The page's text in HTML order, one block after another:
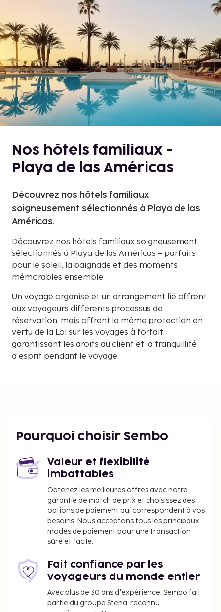
Nos hôtels familiaux -
Playa de las Américas
Découvrez nos hôtels familiaux
soigneusement sélectionnés à Playa de las
Américas.
Découvrez nos hôtels familiaux soigneusement
sélectionnés à Playa de las Américas – parfaits
pour le soleil, la baignade et des moments
mémorables ensemble.
Un voyage organisé et un arrangement lié offrent
aux voyageurs différents processus de
réservation, mais offrent la même protection en
vertu de la Loi sur les voyages à forfait,
garantissant les droits du client et la tranquillité
d'esprit pendant le voyage.
Pourquoi choisir Sembo
Valeur et flexibilité
imbattables
Obtenez les meilleures offres avec notre
garantie de match de prix et choisissez des
options de paiement qui correspondent à vos
besoins. Nous acceptons tous les principaux
modes de paiement pour une transaction
sûre et facile.
Fait confiance par les
voyageurs du monde entier
Avec plus de 30 ans d'expérience, Sembo fait
partie du groupe Stena, reconnu